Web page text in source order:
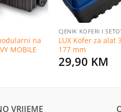
na
MOBILE
CJENIK KOFERI I
LUX Kofer za alat
177 mm
29,90 KM
VRIJEME